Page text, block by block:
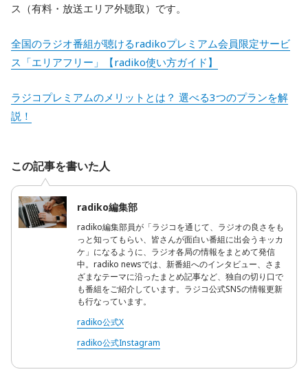
ス（有料・放送エリア外聴取）です。
全国のラジオ番組が聴けるradikoプレミアム会員限定サービ
ス「エリアフリー」【radiko使い方ガイド】
ラジコプレミアムのメリットとは？ 選べる3つのプランを解
説！
この記事を書いた人
radiko編集部
radiko編集部員が「ラジコを通じて、ラジオの良さをも
っと知ってもらい、皆さんが面白い番組に出会うキッカ
ケ」になるように、ラジオ各局の情報をまとめて発信
中。radiko newsでは、新番組へのインタビュー、さま
ざまなテーマに沿ったまとめ記事など、独自の切り口で
も番組をご紹介しています。ラジコ公式SNSの情報更新
も行なっています。
radiko公式X
radiko公式Instagram